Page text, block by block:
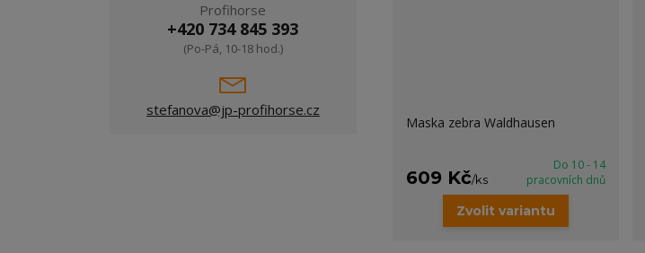
Maska zebra Waldhausen
609 Kč/ks
Do 10 - 14
pracovních dnů
Zvolit variantu
Profihorse
+420 734 845 393
(Po-Pá, 10-18 hod.)
stefanova@jp-profihorse.cz